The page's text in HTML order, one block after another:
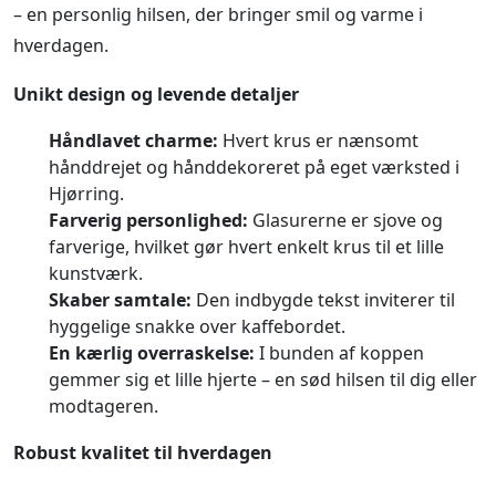
– en personlig hilsen, der bringer smil og varme i
hverdagen.
Unikt design og levende detaljer
Håndlavet charme: Hvert krus er nænsomt
hånddrejet og hånddekoreret på eget værksted i
Hjørring.
Farverig personlighed: Glasurerne er sjove og
farverige, hvilket gør hvert enkelt krus til et lille
kunstværk.
Skaber samtale: Den indbygde tekst inviterer til
hyggelige snakke over kaffebordet.
En kærlig overraskelse: I bunden af koppen
gemmer sig et lille hjerte – en sød hilsen til dig eller
modtageren.
Robust kvalitet til hverdagen